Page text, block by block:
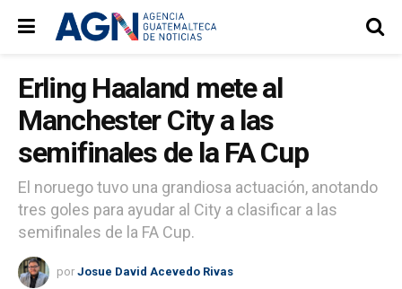
Erling Haaland mete al
Manchester City a las
semifinales de la FA Cup
El noruego tuvo una grandiosa actuación, anotando
tres goles para ayudar al City a clasificar a las
semifinales de la FA Cup.
por Josue David Acevedo Rivas